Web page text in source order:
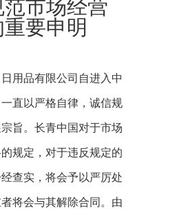
范市场经营
要申明
用品有限公司自进入中
直以严格自律，诚信规
旨。长青中国对于市场
规定，对于违反规定的
查实，将会予以严厉处
将会与其解除合同。由